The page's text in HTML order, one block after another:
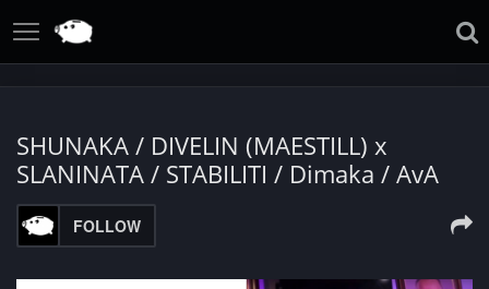
SHUNAKA / DIVELIN (MAESTILL) x
SLANINATA / STABILITI / Dimaka / AvA
FOLLOW